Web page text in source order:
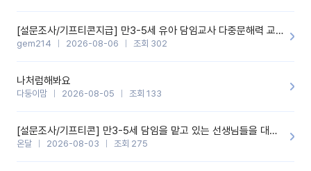
[설문조사/기프티콘지급] 만3-5세 유아 담임교사 다중문해력 교육 증진을 위한 설문조사
gem214 2026-08-06 조회 302
나처럼해봐요
다둥이맘 2026-08-05 조회 133
[설문조사/기프티콘] 만3-5세 담임을 맡고 있는 선생님들을 대상으로 설문조사를 합니다!
온달 2026-08-03 조회 275